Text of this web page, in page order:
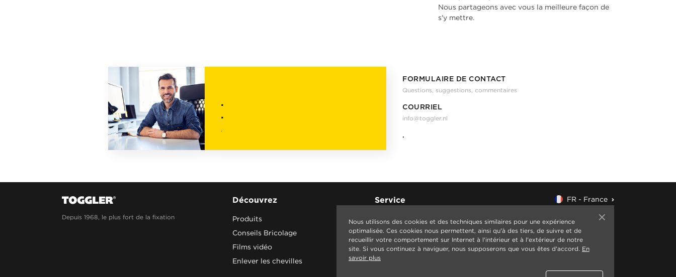
Nous partageons avec vous la meilleure façon de
s'y mettre.
.
.
.
FORMULAIRE DE CONTACT
Questions, suggestions, commentaires
COURRIEL
info@toggler.nl
.
Depuis 1968, le plus fort de la fixation
Découvrez
Produits
Conseils Bricolage
Films vidéo
Enlever les chevilles
Service
Contact
FR - France
Nous utilisons des cookies et des techniques similaires pour une expérience
optimalisée. Ces cookies nous permettent, ainsi qu'à des tiers, de suivre et de
recueillir votre comportement sur Internet à l'intérieur et à l'extérieur de notre
site. Si vous continuez à naviguer, nous supposerons que vous êtes d'accord. En
savoir plus